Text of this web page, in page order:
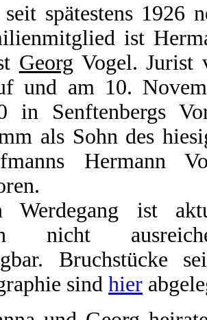
spätestens 1926
ist
Georg Vogel. Jurist
und am 10.
in Senftenbergs
als Sohn des
Hermann
Werdegang ist
nicht
Bruchstücke
sind hier